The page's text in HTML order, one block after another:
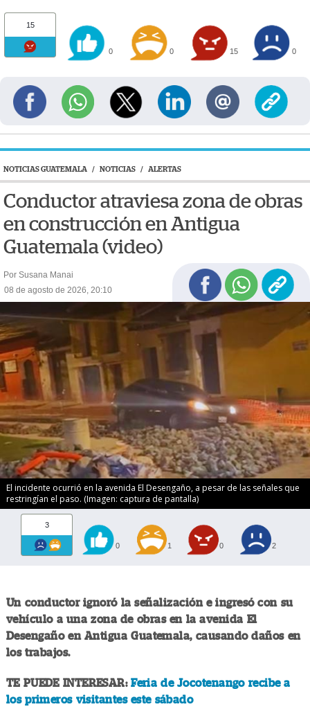
15
0 0 15 0
NOTICIAS GUATEMALA / NOTICIAS / ALERTAS
Conductor atraviesa zona de obras
en construcción en Antigua
Guatemala (video)
Por Susana Manai
08 de agosto de 2026, 20:10
El incidente ocurrió en la avenida El Desengaño, a pesar de las señales que
restringían el paso. (Imagen: captura de pantalla)
3
0 1 0 2
Un conductor ignoró la señalización e ingresó con su
vehículo a una zona de obras en la avenida El
Desengaño en Antigua Guatemala, causando daños en
los trabajos.
TE PUEDE INTERESAR:Feria de Jocotenango recibe a
los primeros visitantes este sábado